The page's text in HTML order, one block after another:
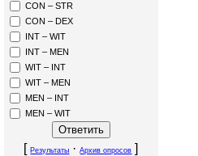
CON – STR
CON – DEX
INT – WIT
INT – MEN
WIT – INT
WIT – MEN
MEN – INT
MEN – WIT
[Результаты ·Архив опросов ]